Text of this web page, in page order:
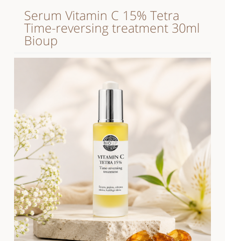
Serum Vitamin C 15% Tetra
Time-reversing treatment 30ml
Bioup